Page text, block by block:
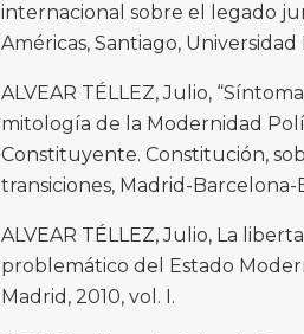
internacional sobre el legado
Américas, Santiago, Universidad
ALVEAR TÉLLEZ, Julio,
mitología de la Modernidad
Constituyente. Constitución,
transiciones, Madrid-Barcelona-
ALVEAR TÉLLEZ, Julio, La
problemático del Estado
Madrid, 2010, vol. I.